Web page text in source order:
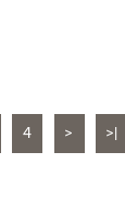
4 > >|